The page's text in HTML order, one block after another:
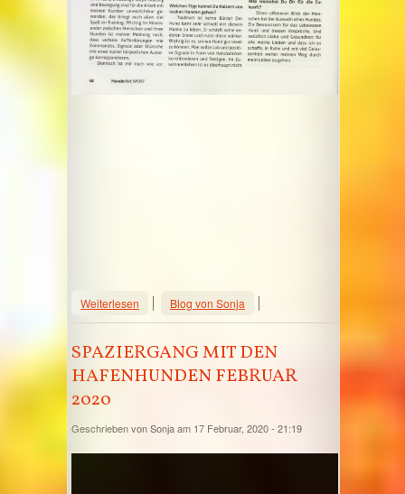
Weiterlesen über Hunde WELT SPORT - Kleiner
Bericht Hafenhunde
Blog von Sonja
SPAZIERGANG MIT DEN
HAFENHUNDEN FEBRUAR
2020
Geschrieben vonSonjaam 17 Februar, 2020 - 21:19